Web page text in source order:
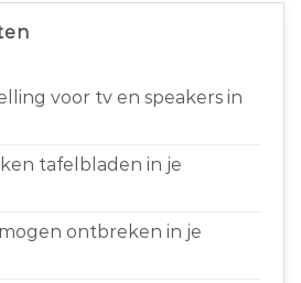
voor tv en speakers in
tafelbladen in je
ontbreken in je